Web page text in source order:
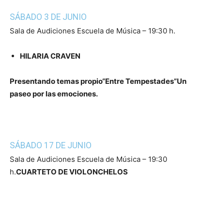
SÁBADO 3 DE JUNIO
Sala de Audiciones Escuela de Música – 19:30 h.
HILARIA CRAVEN
Presentando temas propio“Entre Tempestades”Un
paseo por las emociones.
SÁBADO 17 DE JUNIO
Sala de Audiciones Escuela de Música – 19:30
h.CUARTETO DE VIOLONCHELOS